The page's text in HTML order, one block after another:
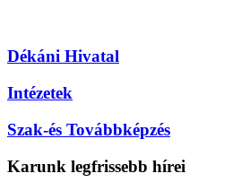
Dékáni Hivatal
Intézetek
Szak-és Továbbképzés
Karunk legfrissebb hírei